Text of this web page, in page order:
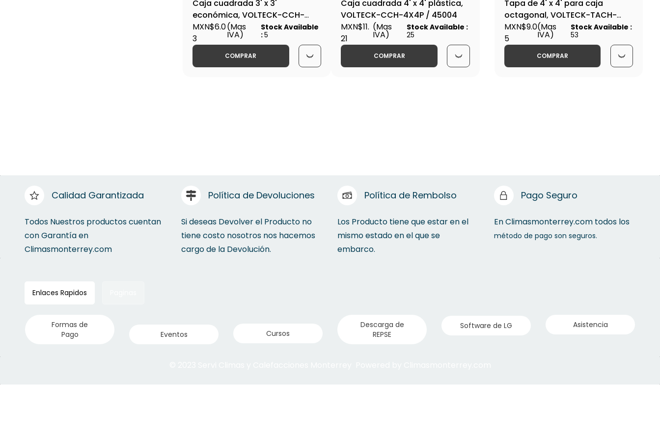
Caja cuadrada 3' x 3'
económica, VOLTECK-CCH-
3X3E / 45008
MXN$6.0
3
(Mas
IVA)
Stock Available
:5
COMPRAR
Caja cuadrada 4' x 4' plástica,
VOLTECK-CCH-4X4P / 45004
MXN$11.
21
(Mas
IVA)
Stock Available :
25
COMPRAR
Tapa de 4' x 4' para caja
octagonal, VOLTECK-TACH-
4x4O / 46331
MXN$9.0
5
(Mas
IVA)
Stock Available :
53
COMPRAR
Calidad Garantizada
Todos Nuestros productos cuentan
con Garantía en
Climasmonterrey.com
Política de Devoluciones
Si deseas Devolver el Producto no
tiene costo nosotros nos hacemos
cargo de la Devolución.
Política de Rembolso
Los Producto tiene que estar en el
mismo estado en el que se
embarco.
Pago Seguro
En Climasmonterrey.com todos los
método de pago son seguros.
Enlaces Rapidos
Formas de
Pago
Eventos Cursos
Descarga de
REPSE
Software de LG Asistencia